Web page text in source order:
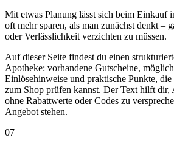
Mit etwas Planung lässt sich beim Einkauf
oft mehr sparen, als man zunächst denkt –
oder Verlässlichkeit verzichten zu müssen.
Auf dieser Seite findest du einen
Apotheke: vorhandene Gutscheine,
Einlösehinweise und praktische Punkte,
zum Shop prüfen kannst. Der Text hilft dir,
ohne Rabattwerte oder Codes zu
Angebot stehen.
07